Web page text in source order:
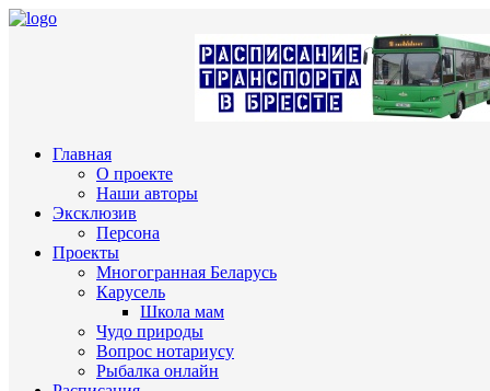
Главная
О проекте
Наши авторы
Эксклюзив
Персона
Проекты
Многогранная Беларусь
Карусель
Школа мам
Чудо природы
Вопрос нотариусу
Рыбалка онлайн